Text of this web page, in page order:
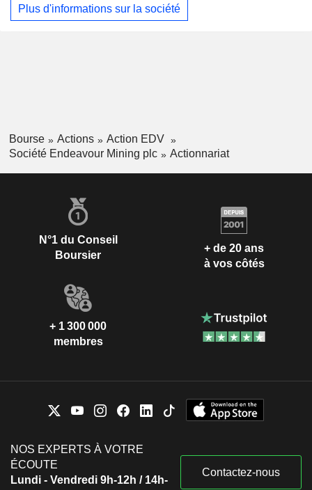
Plus d'informations sur la société
Bourse Actions
Action EDV
Société Endeavour Mining plc
Actionnariat
N°1 du Conseil
Boursier
+ de 20 ans
à vos côtés
+ 1 300 000
membres
NOS EXPERTS À VOTRE
ÉCOUTE
Lundi - Vendredi 9h-12h / 14h-
Contactez-nous